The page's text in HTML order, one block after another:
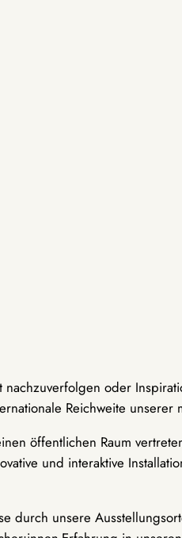
oder
Reichweite
öffentlichen Raum
und interaktive
durch unsere